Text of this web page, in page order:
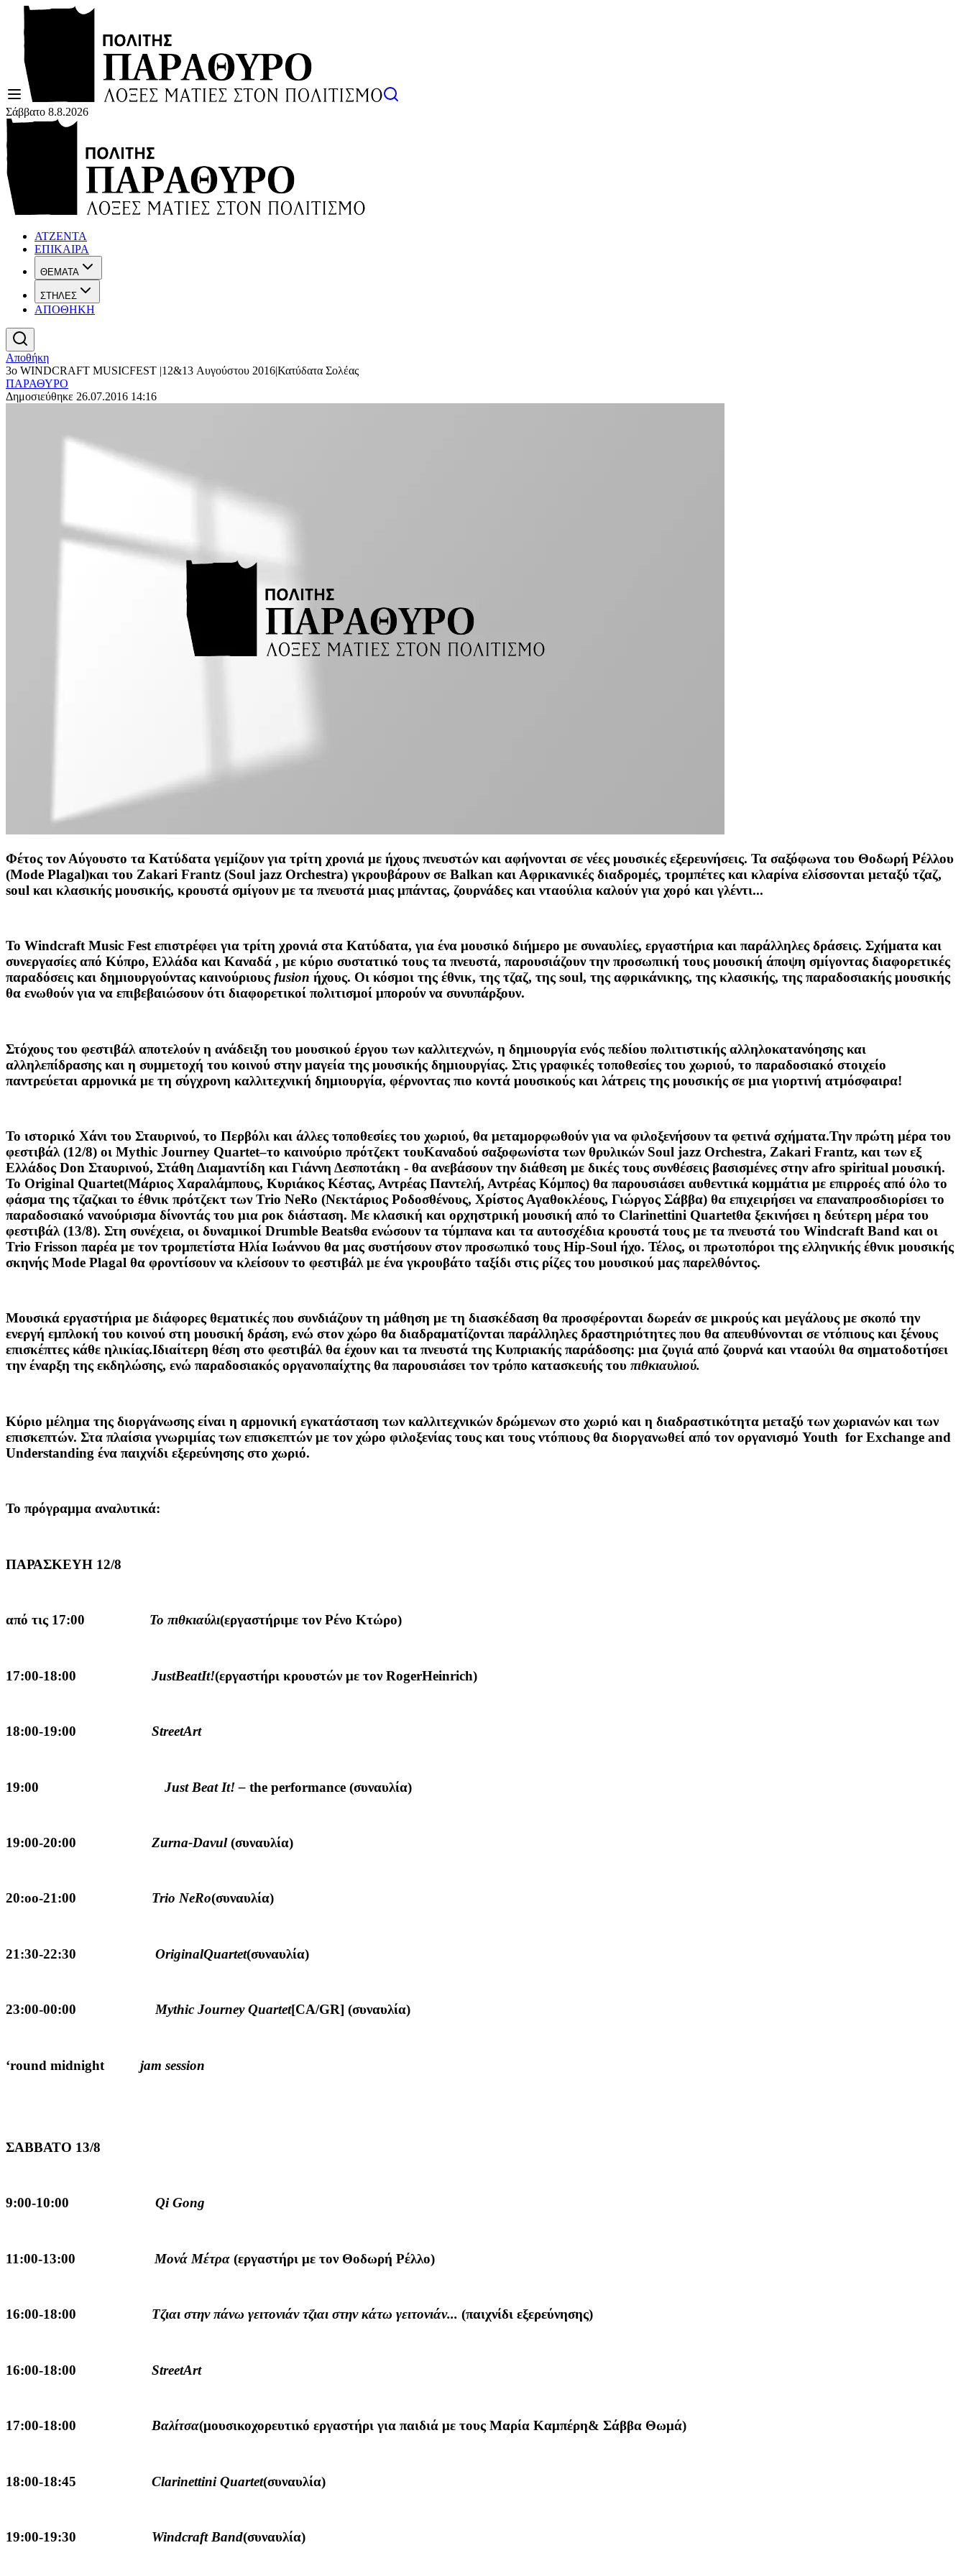
Σάββατο 8.8.2026
ΑΤΖΕΝΤΑ
ΕΠΙΚΑΙΡΑ
ΘΕΜΑΤΑ
ΣΤΗΛΕΣ
ΑΠΟΘΗΚΗ
Αποθήκη
3ο WINDCRAFT MUSICFEST |12&13 Αυγούστου 2016|Κατύδατα Σολέας
ΠΑΡΑΘΥΡΟ
Δημοσιεύθηκε 26.07.2016 14:16
Φέτος τον Αύγουστο τα Κατύδατα γεμίζουν για τρίτη χρονιά με ήχους πνευστών και αφήνονται σε νέες μουσικές εξερευνήσεις. Τα σαξόφωνα του Θοδωρή Ρέλλου
(Mode Plagal)και του Zakari Frantz (Soul jazz Orchestra) γκρουβάρουν σε Balkan και Αφρικανικές διαδρομές, τρομπέτες και κλαρίνα ελίσσονται μεταξύ τζαζ,
soul και κλασικής μουσικής, κρουστά σμίγουν με τα πνευστά μιας μπάντας, ζουρνάδες και νταούλια καλούν για χορό και γλέντι...
Το Windcraft Music Fest επιστρέφει για τρίτη χρονιά στα Κατύδατα, για ένα μουσικό διήμερο με συναυλίες, εργαστήρια και παράλληλες δράσεις. Σχήματα και
συνεργασίες από Κύπρο, Ελλάδα και Καναδά , με κύριο συστατικό τους τα πνευστά, παρουσιάζουν την προσωπική τους μουσική άποψη σμίγοντας διαφορετικές
παραδόσεις και δημιουργούντας καινούριους fusion ήχους. Οι κόσμοι της έθνικ, της τζαζ, της soul, της αφρικάνικης, της κλασικής, της παραδοσιακής μουσικής
θα ενωθούν για να επιβεβαιώσουν ότι διαφορετικοί πολιτισμοί μπορούν να συνυπάρξουν.
Στόχους του φεστιβάλ αποτελούν η ανάδειξη του μουσικού έργου των καλλιτεχνών, η δημιουργία ενός πεδίου πολιτιστικής αλληλοκατανόησης και
αλληλεπίδρασης και η συμμετοχή του κοινού στην μαγεία της μουσικής δημιουργίας. Στις γραφικές τοποθεσίες του χωριού, το παραδοσιακό στοιχείο
παντρεύεται αρμονικά με τη σύγχρονη καλλιτεχνική δημιουργία, φέρνοντας πιο κοντά μουσικούς και λάτρεις της μουσικής σε μια γιορτινή ατμόσφαιρα!
Το ιστορικό Χάνι του Σταυρινού, το Περβόλι και άλλες τοποθεσίες του χωριού, θα μεταμορφωθούν για να φιλοξενήσουν τα φετινά σχήματα.Την πρώτη μέρα του
φεστιβάλ (12/8) οι Mythic Journey Quartet–το καινούριο πρότζεκτ τουΚαναδού σαξοφωνίστα των θρυλικών Soul jazz Orchestra, Zakari Frantz, και των εξ
Ελλάδος Don Σταυρινού, Στάθη Διαμαντίδη και Γιάννη Δεσποτάκη - θα ανεβάσουν την διάθεση με δικές τους συνθέσεις βασισμένες στην afro spiritual μουσική.
Το Original Quartet(Μάριος Χαραλάμπους, Κυριάκος Κέστας, Αντρέας Παντελή, Αντρέας Κόμπος) θα παρουσιάσει αυθεντικά κομμάτια με επιρροές από όλο το
φάσμα της τζαζκαι το έθνικ πρότζεκτ τωνTrio NeRο (Νεκτάριος Ροδοσθένους, Χρίστος Αγαθοκλέους, Γιώργος Σάββα) θα επιχειρήσει να επαναπροσδιορίσει το
παραδοσιακό νανούρισμα δίνοντάς του μια ροκ διάσταση. Με κλασική και ορχηστρική μουσική από το Clarinettini Quartetθα ξεκινήσει η δεύτερη μέρα του
φεστιβάλ (13/8). Στη συνέχεια, οι δυναμικοί Drumble Beatsθα ενώσουν τα τύμπανα και τα αυτοσχέδια κρουστά τους με τα πνευστά του Windcraft Band και οι
Trio Frisson παρέα με τον τρομπετίστα Ηλία Ιωάννου θα μας συστήσουν στον προσωπικό τους Hip-Soul ήχο. Τέλος, οι πρωτοπόροι της ελληνικής έθνικ μουσικής
σκηνής Mode Plagal θα φροντίσουν να κλείσουν το φεστιβάλ με ένα γκρουβάτο ταξίδι στις ρίζες του μουσικού μας παρελθόντος.
Mουσικά εργαστήρια με διάφορες θεματικές που συνδιάζουν τη μάθηση με τη διασκέδαση θα προσφέρονται δωρεάν σε μικρούς και μεγάλους με σκοπό την
ενεργή εμπλοκή του κοινού στη μουσική δράση, ενώ στον χώρο θα διαδραματίζονται παράλληλες δραστηριότητες που θα απευθύνονται σε ντόπιους και ξένους
επισκέπτες κάθε ηλικίας.Ιδιαίτερη θέση στο φεστιβάλ θα έχουν και τα πνευστά της Κυπριακής παράδοσης: μια ζυγιά από ζουρνά και νταούλι θα σηματοδοτήσει
την έναρξη της εκδηλώσης, ενώ παραδοσιακός οργανοπαίχτης θα παρουσιάσει τον τρόπο κατασκευής του πιθκιαυλιού.
Κύριο μέλημα της διοργάνωσης είναι η αρμονική εγκατάσταση των καλλιτεχνικών δρώμενων στο χωριό και η διαδραστικότητα μεταξύ των χωριανών και των
επισκεπτών. Στα πλαίσια γνωριμίας των επισκεπτών με τον χώρο φιλοξενίας τους και τους ντόπιους θα διοργανωθεί από τον οργανισμό Youth for Exchange and
Understanding ένα παιχνίδι εξερεύνησης στο χωριό.
To πρόγραμμα αναλυτικά:
ΠΑΡΑΣΚΕΥΗ 12/8
από τις 17:00 Το πιθκιαύλι(εργαστήριμε τον Ρένο Κτώρο)
17:00-18:00 JustBeatIt!(εργαστήρι κρουστών με τον RogerHeinrich)
18:00-19:00 StreetArt
19:00 Just Beat It! – the performance (συναυλία)
19:00-20:00 Zurna-Davul(συναυλία)
20:οο-21:00 Trio NeRo(συναυλία)
21:30-22:30 OriginalQuartet(συναυλία)
23:00-00:00 Mythic Journey Quartet[CA/GR] (συναυλία)
‘round midnight jam session
ΣΑΒΒΑΤΟ 13/8
9:00-10:00 Qi Gong
11:00-13:00 Μονά Μέτρα (εργαστήρι με τον Θοδωρή Ρέλλο)
16:00-18:00 Τζιαι στην πάνω γειτονιάν τζιαι στην κάτω γειτονιάν... (παιχνίδι εξερεύνησης)
16:00-18:00 StreetArt
17:00-18:00 Βαλίτσα(μουσικοχορευτικό εργαστήρι για παιδιά με τους Μαρία Καμπέρη& Σάββα Θωμά)
18:00-18:45 Clarinettini Quartet(συναυλία)
19:00-19:30 Windcraft Band(συναυλία)